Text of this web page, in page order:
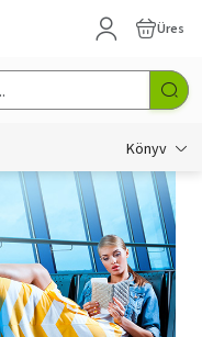
Üres
Könyv